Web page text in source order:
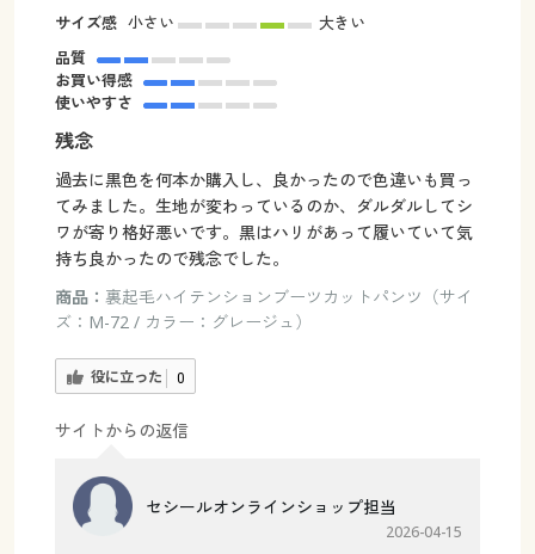
サイズ感 小さい
大きい
品質
お買い得感
使いやすさ
残念
過去に黒色を何本か購入し、良かったので色違いも買っ
てみました。生地が変わっているのか、ダルダルしてシ
ワが寄り格好悪いです。黒はハリがあって履いていて気
持ち良かったので残念でした。
商品： 裏起毛ハイテンションブーツカットパンツ（サイ
ズ：M-72 / カラー：グレージュ）
役に立った 0
サイトからの返信
セシールオンラインショップ担当
2026-04-15